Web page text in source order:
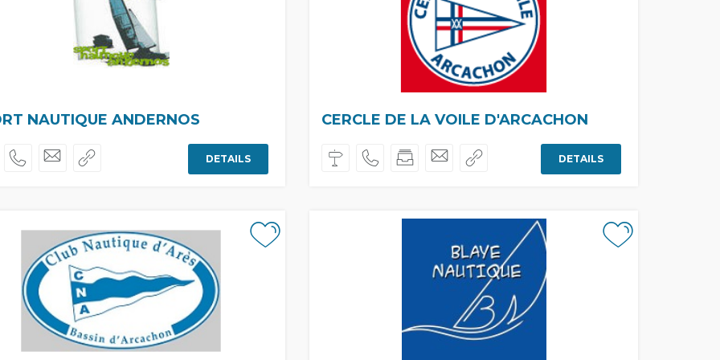
NAUTIQUE ANDERNOS
DETAILS
CERCLE DE LA VOILE D'ARCACHON
DETAILS